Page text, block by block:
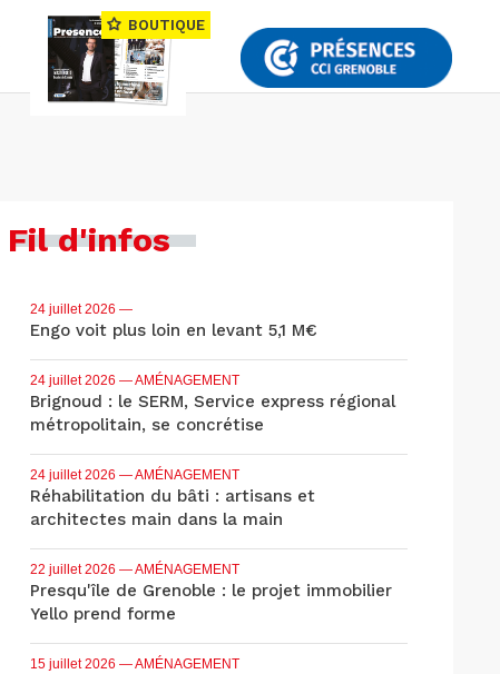
BOUTIQUE
Fil d'infos
24 juillet 2026 —
Engo voit plus loin en levant 5,1 M€
24 juillet 2026 — AMÉNAGEMENT
Brignoud : le SERM, Service express régional
métropolitain, se concrétise
24 juillet 2026 — AMÉNAGEMENT
Réhabilitation du bâti : artisans et
architectes main dans la main
22 juillet 2026 — AMÉNAGEMENT
Presqu'île de Grenoble : le projet immobilier
Yello prend forme
15 juillet 2026 — AMÉNAGEMENT